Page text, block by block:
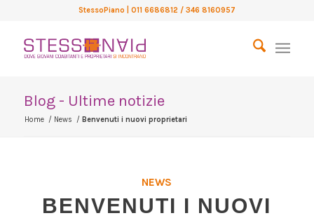
StessoPiano | 011 6686812 / 346 8160957
Blog - Ultime notizie
Home / News / Benvenuti i nuovi proprietari
NEWS
BENVENUTI I NUOVI